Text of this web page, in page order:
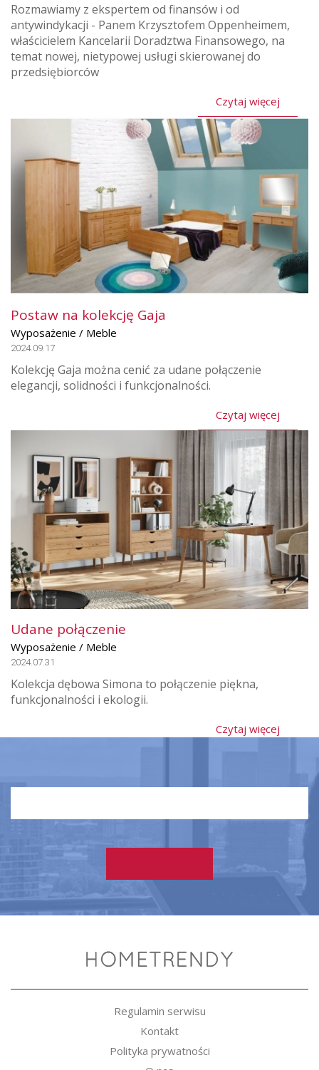
Rozmawiamy z ekspertem od finansów i od
antywindykacji - Panem Krzysztofem Oppenheimem,
właścicielem Kancelarii Doradztwa Finansowego, na
temat nowej, nietypowej usługi skierowanej do
przedsiębiorców
Czytaj więcej
Postaw na kolekcję Gaja
Wyposażenie / Meble
2024.09.17
Kolekcję Gaja można cenić za udane połączenie
elegancji, solidności i funkcjonalności.
Czytaj więcej
Udane połączenie
Wyposażenie / Meble
2024.07.31
Kolekcja dębowa Simona to połączenie piękna,
funkcjonalności i ekologii.
Czytaj więcej
Regulamin serwisu
Kontakt
Polityka prywatności